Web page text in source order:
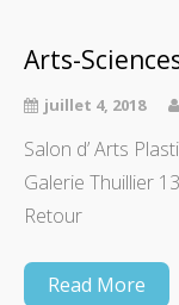
Arts-
juillet 4, 2018
Salon d’ Arts
Galerie Thuillier
Retour
Read More